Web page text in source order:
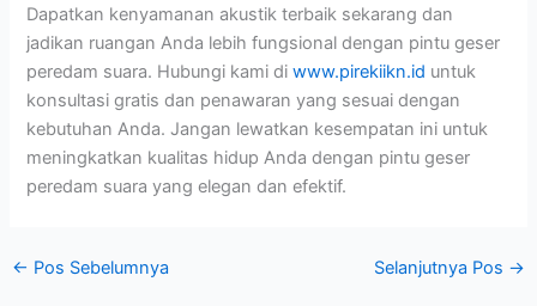
Dapatkan kenyamanan akustik terbaik sekarang dan
jadikan ruangan Anda lebih fungsional dengan pintu geser
peredam suara. Hubungi kami diwww.pirekiikn.id untuk
konsultasi gratis dan penawaran yang sesuai dengan
kebutuhan Anda. Jangan lewatkan kesempatan ini untuk
meningkatkan kualitas hidup Anda dengan pintu geser
peredam suara yang elegan dan efektif.
← Pos Sebelumnya Selanjutnya Pos →